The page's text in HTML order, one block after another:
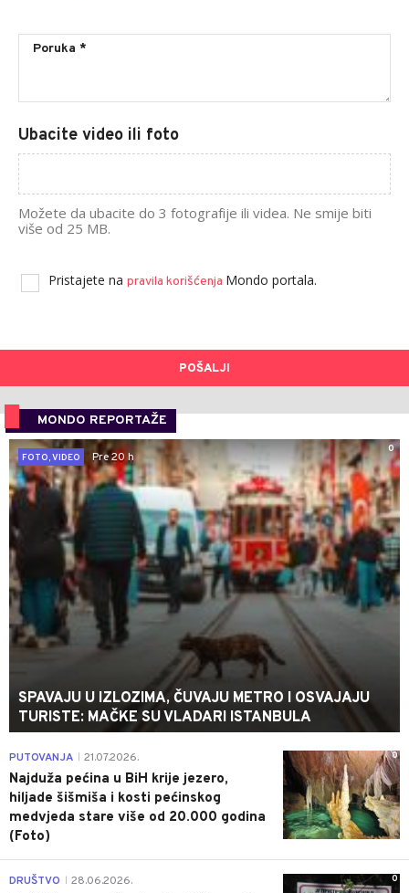
Ubacite video ili foto
Možete da ubacite do 3 fotografije ili videa. Ne smije biti
više od 25 MB.
Pristajete na pravila korišćenja Mondo portala.
POŠALJI
MONDO REPORTAŽE
0
FOTO, VIDEO
Pre 20 h
SPAVAJU U IZLOZIMA, ČUVAJU METRO I OSVAJAJU
TURISTE: MAČKE SU VLADARI ISTANBULA
0
PUTOVANJA 21.07.2026.
Najduža pećina u BiH krije jezero,
hiljade šišmiša i kosti pećinskog
medvjeda stare više od 20.000 godina
(Foto)
0
DRUŠTVO 28.06.2026.